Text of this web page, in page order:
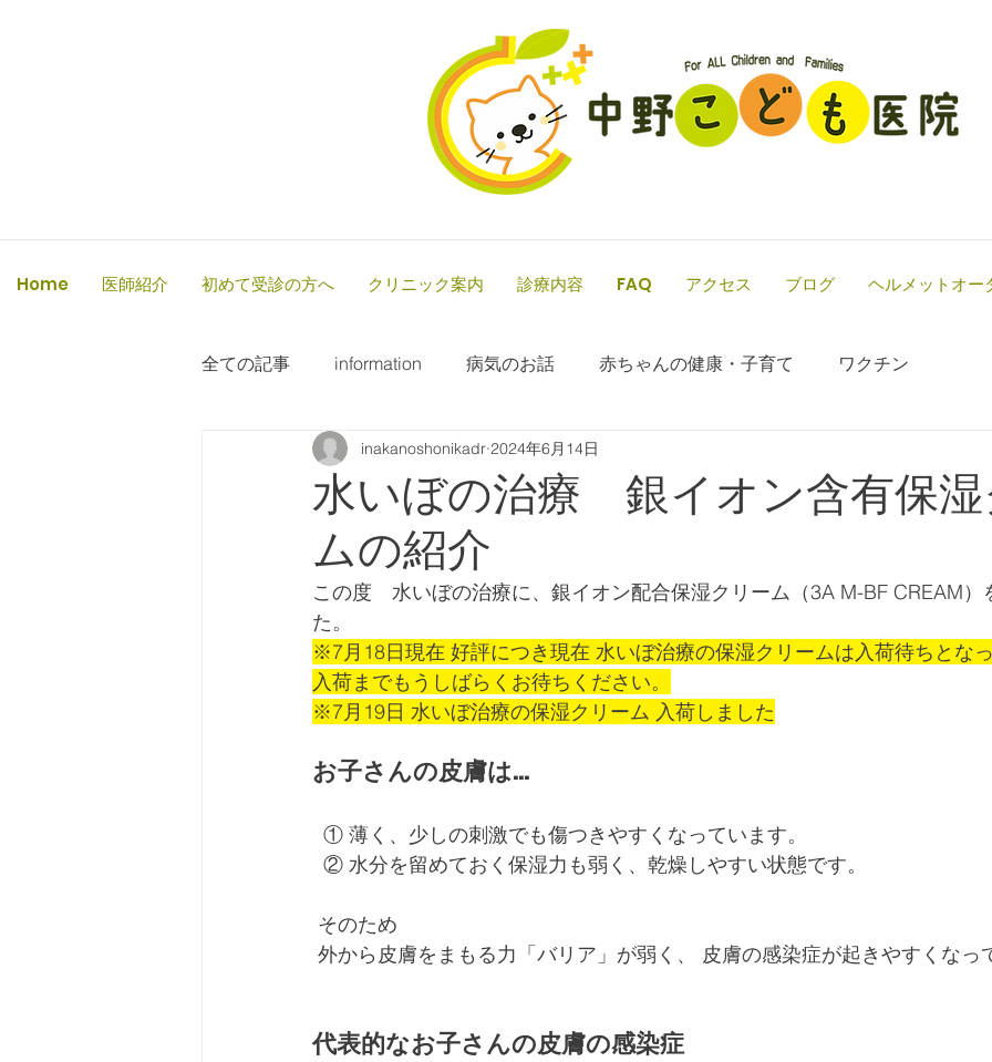
Home 医師紹介 初めて受診の方へ クリニック案内 診療内容 FAQ アクセス ブログ ヘルメットオー
全ての記事 information 病気のお話 赤ちゃんの健康・子育て ワクチン
水いぼの治療 銀イオン含有保
ムの紹介
inakanoshonikadr 2024年6月14日
この度　水いぼの治療に、銀イオン配合保湿クリーム（3A M-BF CREAM）
た。
※7月18日現在 好評につき現在 水いぼ治療の保湿クリームは入荷待ちとな
入荷までもうしばらくお待ちください。
※7月19日 水いぼ治療の保湿クリーム 入荷しました
お子さんの皮膚は...
  ① 薄く、少しの刺激でも傷つきやすくなっています。
  ② 水分を留めておく保湿力も弱く、乾燥しやすい状態です。
そのため
外から皮膚をまもる力「バリア」が弱く、 皮膚の感染症が起きやすくなっ
代表的なお子さんの皮膚の感染症